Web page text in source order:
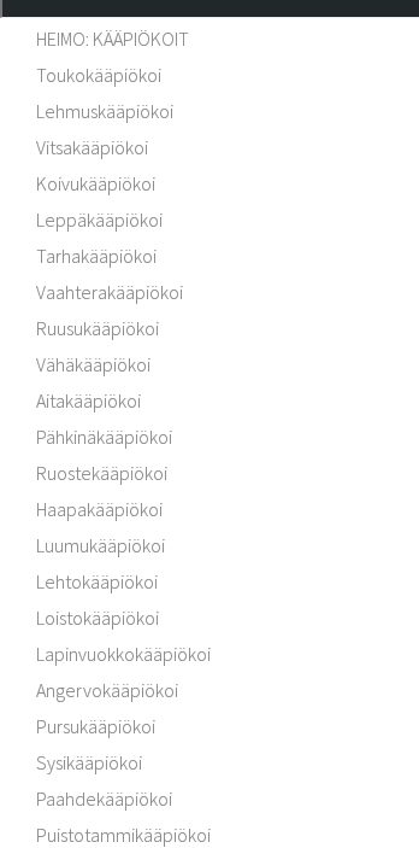
HEIMO: KÄÄPIÖKOIT
Toukokääpiökoi
Lehmuskääpiökoi
Vitsakääpiökoi
Koivukääpiökoi
Leppäkääpiökoi
Tarhakääpiökoi
Vaahterakääpiökoi
Ruusukääpiökoi
Vähäkääpiökoi
Aitakääpiökoi
Pähkinäkääpiökoi
Ruostekääpiökoi
Haapakääpiökoi
Luumukääpiökoi
Lehtokääpiökoi
Loistokääpiökoi
Lapinvuokkokääpiökoi
Angervokääpiökoi
Pursukääpiökoi
Sysikääpiökoi
Paahdekääpiökoi
Puistotammikääpiökoi